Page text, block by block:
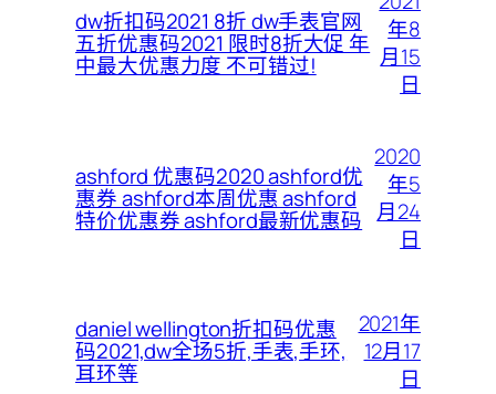
dw折扣码2021 8折 dw手表官网
五折优惠码2021 限时8折大促 年
中最大优惠力度 不可错过!
年8
月15
日
ashford 优惠码2020 ashford优
惠券 ashford本周优惠 ashford
特价优惠券 ashford最新优惠码
2020
年5
月24
日
daniel wellington折扣码优惠
码2021,dw全场5折,手表,手环,
耳环等
2021年
12月17
日